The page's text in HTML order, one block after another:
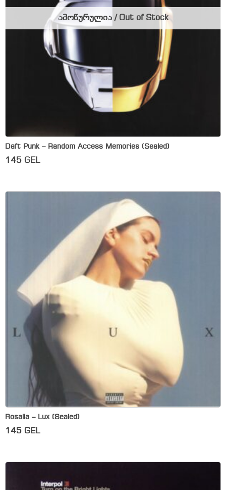
Daft Punk – Random Access Memories (Sealed)
145 GEL
ამოწურულია / Out of Stock
Rosalia – Lux (Sealed)
145 GEL